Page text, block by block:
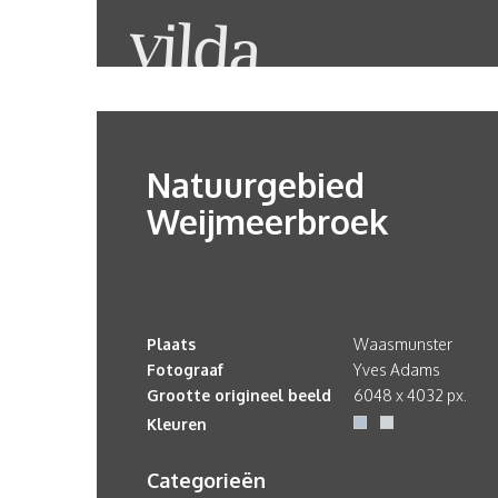
Natuurgebied
Weijmeerbroek
Plaats
Waasmunster
Fotograaf
Yves Adams
Grootte origineel beeld
6048 x 4032 px.
Kleuren
Categorieën